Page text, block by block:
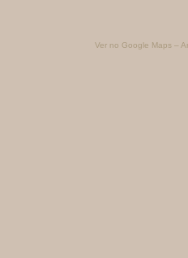
Ver no Google Maps –